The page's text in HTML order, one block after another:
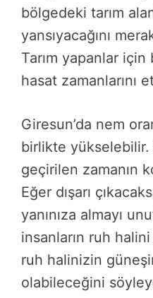
bölgedeki tarım
yansıyacağını
Tarım yapanlar
hasat zamanlarını
Giresun’da nem
birlikte yükselebilir.
geçirilen zamanın
Eğer dışarı
yanınıza almayı
insanların ruh
ruh halinizin
olabileceğini